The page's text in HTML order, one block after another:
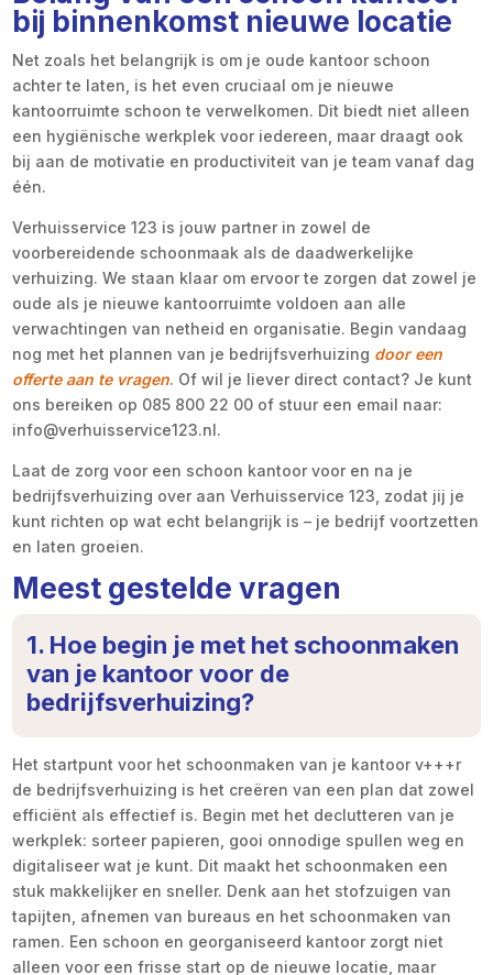
bij binnenkomst nieuwe locatie
Net zoals het belangrijk is om je oude kantoor schoon
achter te laten, is het even cruciaal om je nieuwe
kantoorruimte schoon te verwelkomen. Dit biedt niet alleen
een hygiënische werkplek voor iedereen, maar draagt ook
bij aan de motivatie en productiviteit van je team vanaf dag
één.
Verhuisservice 123 is jouw partner in zowel de
voorbereidende schoonmaak als de daadwerkelijke
verhuizing. We staan klaar om ervoor te zorgen dat zowel je
oude als je nieuwe kantoorruimte voldoen aan alle
verwachtingen van netheid en organisatie. Begin vandaag
nog met het plannen van je bedrijfsverhuizing door een
offerte aan te vragen. Of wil je liever direct contact? Je kunt
ons bereiken op 085 800 22 00 of stuur een email naar:
info@verhuisservice123.nl.
Laat de zorg voor een schoon kantoor voor en na je
bedrijfsverhuizing over aan Verhuisservice 123, zodat jij je
kunt richten op wat echt belangrijk is – je bedrijf voortzetten
en laten groeien.
Meest gestelde vragen
1. Hoe begin je met het schoonmaken
van je kantoor voor de
bedrijfsverhuizing?
Het startpunt voor het schoonmaken van je kantoor v+++r
de bedrijfsverhuizing is het creëren van een plan dat zowel
efficiënt als effectief is. Begin met het declutteren van je
werkplek: sorteer papieren, gooi onnodige spullen weg en
digitaliseer wat je kunt. Dit maakt het schoonmaken een
stuk makkelijker en sneller. Denk aan het stofzuigen van
tapijten, afnemen van bureaus en het schoonmaken van
ramen. Een schoon en georganiseerd kantoor zorgt niet
alleen voor een frisse start op de nieuwe locatie, maar